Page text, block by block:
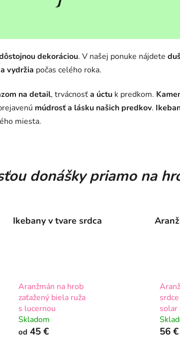
dekoráciou. V našej ponuke nájdete
a vydržia počas celého roka.
na detail, trvácnosťa úctu k predkom.
múdrosť a lásku našich predkov.
miesta.
donášky priamo na
Ikebany v tvare srdca
Aranžmán na hrob
zaťažený biela ruža
s lucernou
Skladom
od45 €
solar
56 €